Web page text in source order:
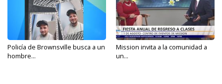
Policía de Brownsville busca a un
hombre...
Mission invita a la comunidad a
un...